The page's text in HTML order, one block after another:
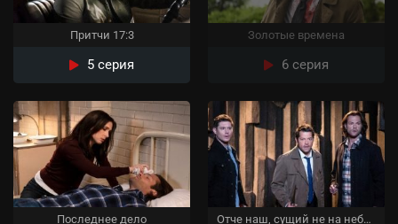
Притчи 17:3
5 серия
Золотые времена
6 серия
Последнее дело Отче наш, сущий не на небесах